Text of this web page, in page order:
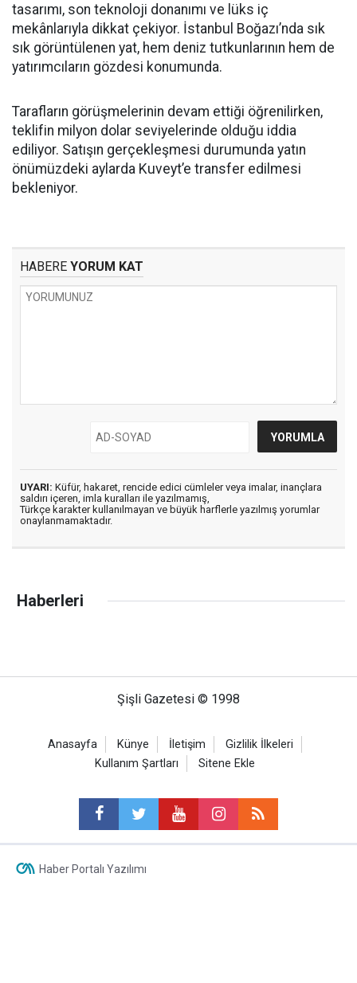
tasarımı, son teknoloji donanımı ve lüks iç
mekânlarıyla dikkat çekiyor. İstanbul Boğazı’nda sık
sık görüntülenen yat, hem deniz tutkunlarının hem de
yatırımcıların gözdesi konumunda.
Tarafların görüşmelerinin devam ettiği öğrenilirken,
teklifin milyon dolar seviyelerinde olduğu iddia
ediliyor. Satışın gerçekleşmesi durumunda yatın
önümüzdeki aylarda Kuveyt’e transfer edilmesi
bekleniyor.
HABERE YORUM KAT
UYARI: Küfür, hakaret, rencide edici cümleler veya imalar, inançlara
saldırı içeren, imla kuralları ile yazılmamış,
Türkçe karakter kullanılmayan ve büyük harflerle yazılmış yorumlar
onaylanmamaktadır.
Haberleri
Şişli Gazetesi © 1998
Anasayfa Künye İletişim
Gizlilik İlkeleri
Kullanım Şartları
Sitene Ekle
Haber Portalı Yazılımı